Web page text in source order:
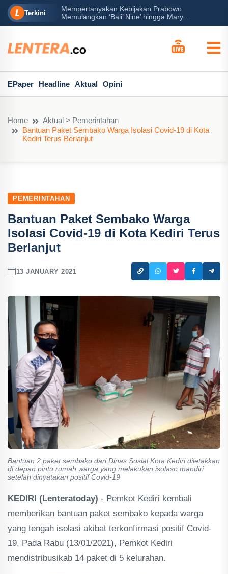
Terkini
Mempertanyakan Kebijakan Prabowo
Memulangkan ‘Bali’ Nine’ hingga Mary...
EPaper Headline Aktual Opini
Home
Aktual > Pemerintahan
Bantuan Paket Sembako Warga Isolasi Covid-19 di Kota
Kediri Terus Berlanjut
PEMERINTAHAN
Bantuan Paket Sembako Warga
Isolasi Covid-19 di Kota Kediri Terus
Berlanjut
13 JANUARY 2021
Bantuan 2 paket sembako dari Dinas Sosial Kota Kediri diletakkan
di depan pintu rumah warga yang melakukan isolaso mandiri
setelah dinyatakan positif Covid-19
KEDIRI (Lenteratoday) - Pemkot Kediri kembali
memberikan bantuan paket sembako kepada warga
yang tengah isolasi akibat terkonfirmasi positif Covid-
19. Pada Rabu (13/01/2021), Pemkot Kediri
mendistribusikab 14 paket di 5 kelurahan.